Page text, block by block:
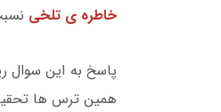
خاطره ی تلخی
پاسخ به این سوال
همین ترس ها